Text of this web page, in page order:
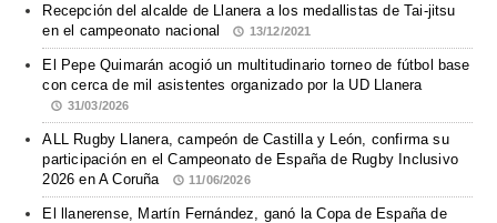
Recepción del alcalde de Llanera a los medallistas de Tai-jitsu
en el campeonato nacional
13/12/2021
El Pepe Quimarán acogió un multitudinario torneo de fútbol base
con cerca de mil asistentes organizado por la UD Llanera
31/03/2026
ALL Rugby Llanera, campeón de Castilla y León, confirma su
participación en el Campeonato de España de Rugby Inclusivo
2026 en A Coruña
11/06/2026
El llanerense, Martín Fernández, ganó la Copa de España de